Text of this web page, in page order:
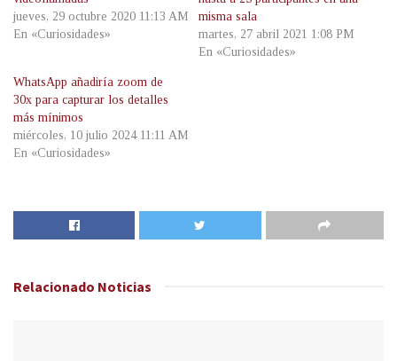
jueves, 29 octubre 2020 11:13 AM
En «Curiosidades»
misma sala
martes, 27 abril 2021 1:08 PM
En «Curiosidades»
WhatsApp añadiría zoom de
30x para capturar los detalles
más mínimos
miércoles, 10 julio 2024 11:11 AM
En «Curiosidades»
Relacionado Noticias